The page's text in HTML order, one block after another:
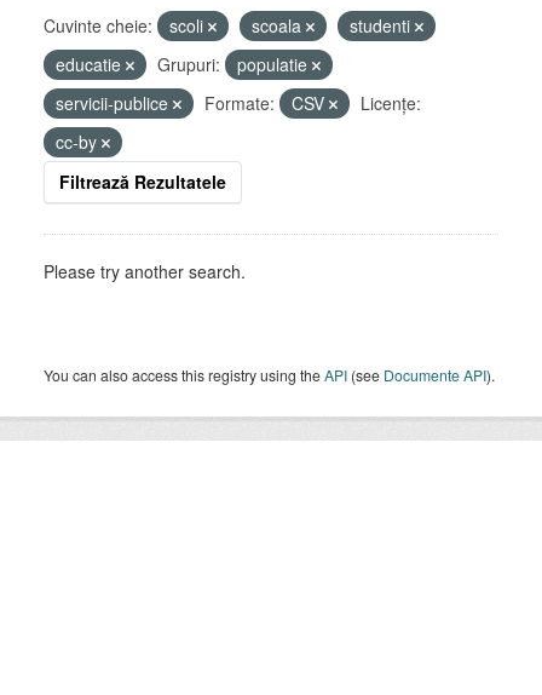
Cuvinte cheie: scoli scoala
studenti
educatie
Grupuri:
populatie
servicii-publice
Formate: CSV
Licenţe:
cc-by
Filtrează Rezultatele
Please try another search.
You can also access this registry using theAPI (see Documente API).